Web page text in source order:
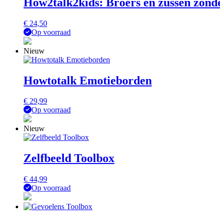
€ 24,50
Op voorraad
Nieuw
Howtotalk Emotieborden
€ 29,99
Op voorraad
Nieuw
Zelfbeeld Toolbox
€ 44,99
Op voorraad